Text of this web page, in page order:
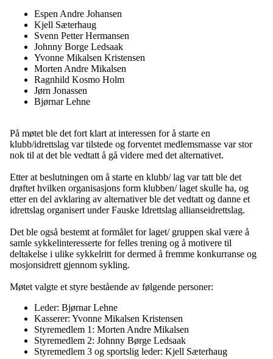
Espen Andre Johansen
Kjell Sæterhaug
Svenn Petter Hermansen
Johnny Borge Ledsaak
Yvonne Mikalsen Kristensen
Morten Andre Mikalsen
Ragnhild Kosmo Holm
Jørn Jonassen
Bjørnar Lehne
På møtet ble det fort klart at interessen for å starte en
klubb/idrettslag var tilstede og forventet medlemsmasse var stor
nok til at det ble vedtatt å gå videre med det alternativet.
Etter at beslutningen om å starte en klubb/ lag var tatt ble det
drøftet hvilken organisasjons form klubben/ laget skulle ha, og
etter en del avklaring av alternativer ble det vedtatt og danne et
idrettslag organisert under Fauske Idrettslag allianseidrettslag.
Det ble også bestemt at formålet for laget/ gruppen skal være å
samle sykkelinteresserte for felles trening og å motivere til
deltakelse i ulike sykkelritt for dermed å fremme konkurranse og
mosjonsidrett gjennom sykling.
Møtet valgte et styre bestående av følgende personer:
Leder: Bjørnar Lehne
Kasserer: Yvonne Mikalsen Kristensen
Styremedlem 1: Morten Andre Mikalsen
Styremedlem 2: Johnny Børge Ledsaak
Styremedlem 3 og sportslig leder: Kjell Sæterhaug